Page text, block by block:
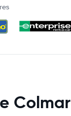
Colmar